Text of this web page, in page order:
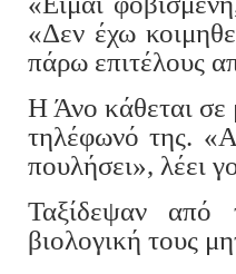
«Δεν έχω
πάρω επιτέλους
Η Άνο κάθεται σε
τηλέφωνό της.
πουλήσει», λέει
Ταξίδεψαν από
βιολογική τους